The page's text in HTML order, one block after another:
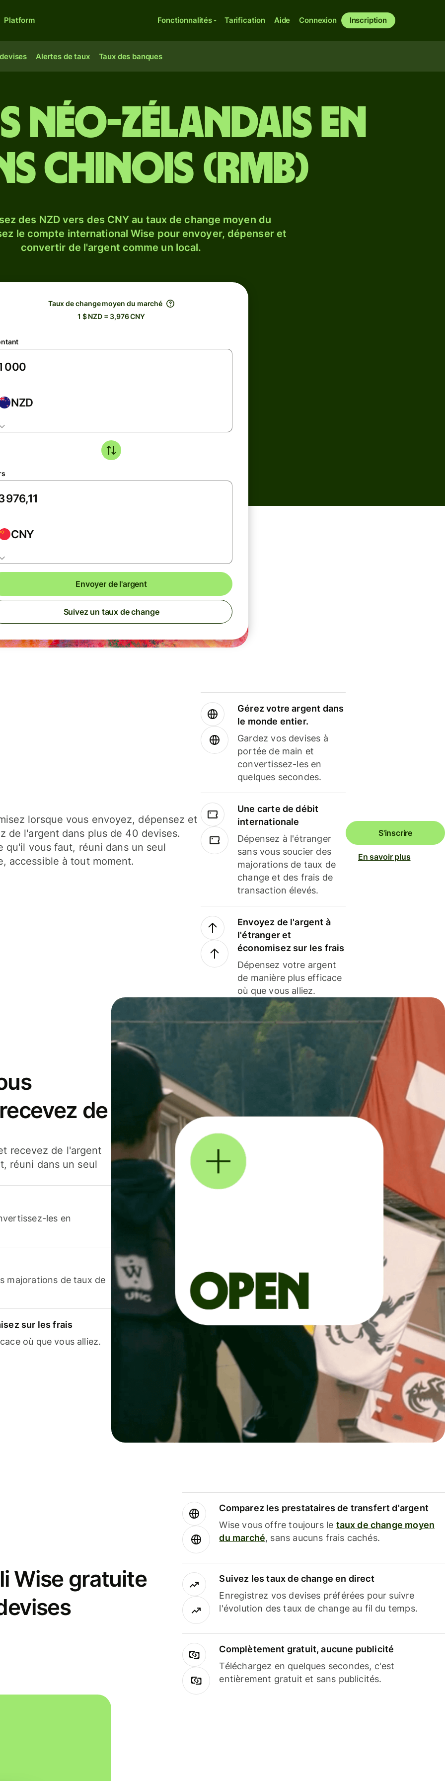
Platform Fonctionnalités Tarification Aide Connexion Inscription
Alertes de taux Taux des banques
zélandais en
chinois (RMB)
des NZD vers des CNY au taux de change moyen du
le compte international Wise pour envoyer, dépenser et
convertir de l'argent comme un local.
Taux de change moyen du marché
1 $ NZD = 3,976 CNY
NZD
CNY
Envoyer de l'argent
Suivez un taux de change
lorsque vous envoyez, dépensez et
de l'argent dans plus de 40 devises.
qu'il vous faut, réuni dans un seul
accessible à tout moment.
Gérez votre argent dans
le monde entier.
Gardez vos devises à
portée de main et
convertissez-les en
quelques secondes.
Une carte de débit
internationale
Dépensez à l'étranger
sans vous soucier des
majorations de taux de
change et des frais de
transaction élevés.
Envoyez de l'argent à
l'étranger et
économisez sur les frais
Dépensez votre argent
de manière plus efficace
où que vous alliez.
S'inscrire
En savoir plus
de
recevez de l'argent
réuni dans un seul
les en
majorations de taux de
sur les frais
où que vous alliez.
Wise gratuite
Comparez les prestataires de transfert d'argent
Wise vous offre toujours le taux de change moyen
du marché, sans aucuns frais cachés.
Suivez les taux de change en direct
Enregistrez vos devises préférées pour suivre
l'évolution des taux de change au fil du temps.
Complètement gratuit, aucune publicité
Téléchargez en quelques secondes, c'est
entièrement gratuit et sans publicités.